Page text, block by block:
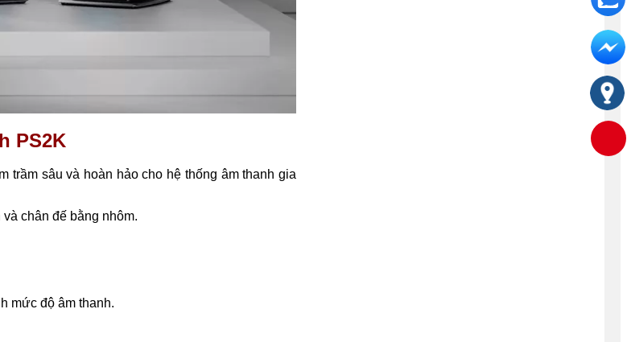
PS2K
trầm sâu và hoàn hảo cho hệ thống âm thanh gia
chân đế bằng nhôm.
mức độ âm thanh.